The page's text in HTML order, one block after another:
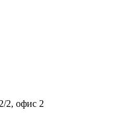
2, офис 2